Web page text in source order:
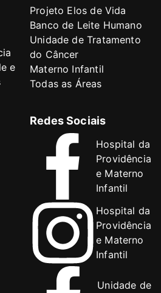
e
Projeto Elos de Vida
Banco de Leite Humano
Unidade de Tratamento
do Câncer
Materno Infantil
Todas as Áreas
Redes Sociais
Hospital da
Providência
e Materno
Infantil
Hospital da
Providência
e Materno
Infantil
Unidade de